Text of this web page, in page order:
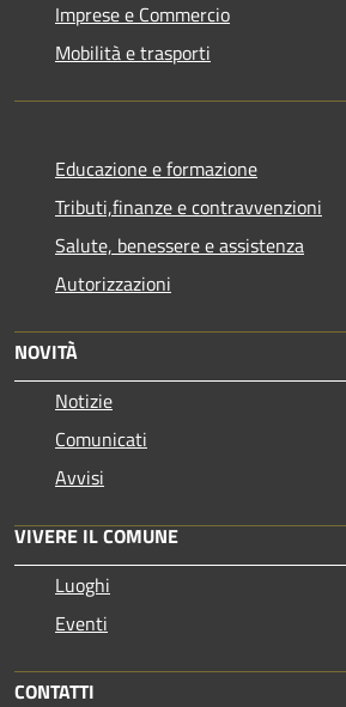
Imprese e Commercio
Mobilità e trasporti
Educazione e formazione
Tributi,finanze e contravvenzioni
Salute, benessere e assistenza
Autorizzazioni
NOVITÀ
Notizie
Comunicati
Avvisi
VIVERE IL COMUNE
Luoghi
Eventi
CONTATTI